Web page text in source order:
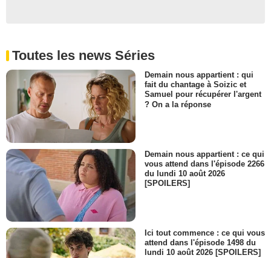
Toutes les news Séries
Demain nous appartient : qui
fait du chantage à Soizic et
Samuel pour récupérer l'argent
? On a la réponse
Demain nous appartient : ce qui
vous attend dans l'épisode 2266
du lundi 10 août 2026
[SPOILERS]
Ici tout commence : ce qui vous
attend dans l'épisode 1498 du
lundi 10 août 2026 [SPOILERS]